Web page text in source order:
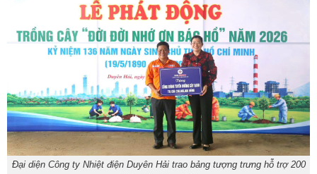
Đại diện Công ty Nhiệt điện Duyên Hải trao bảng tượng trưng hỗ trợ 200